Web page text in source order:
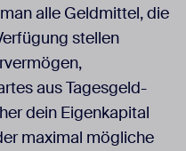
alle Geldmittel, die
stellen
aus Tagesgeld-
dein Eigenkapital
maximal mögliche